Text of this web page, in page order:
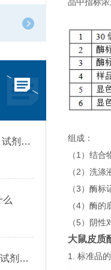
ELISA（酶联免疫吸附测定）试剂盒原理类型检测方法
么
人可溶性瘦素受体(sLR)Elisa试剂盒可溶性受体的作用
组成：
（1）结
（2）洗
（3）酶
（4）酶的
（5）阴
大鼠皮质
1. 标准品